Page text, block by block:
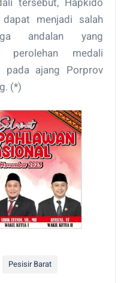
tersebut, Hapkido
menjadi salah
andalan yang
perolehan medali
pada ajang Porprov
(*)
Pesisir Barat